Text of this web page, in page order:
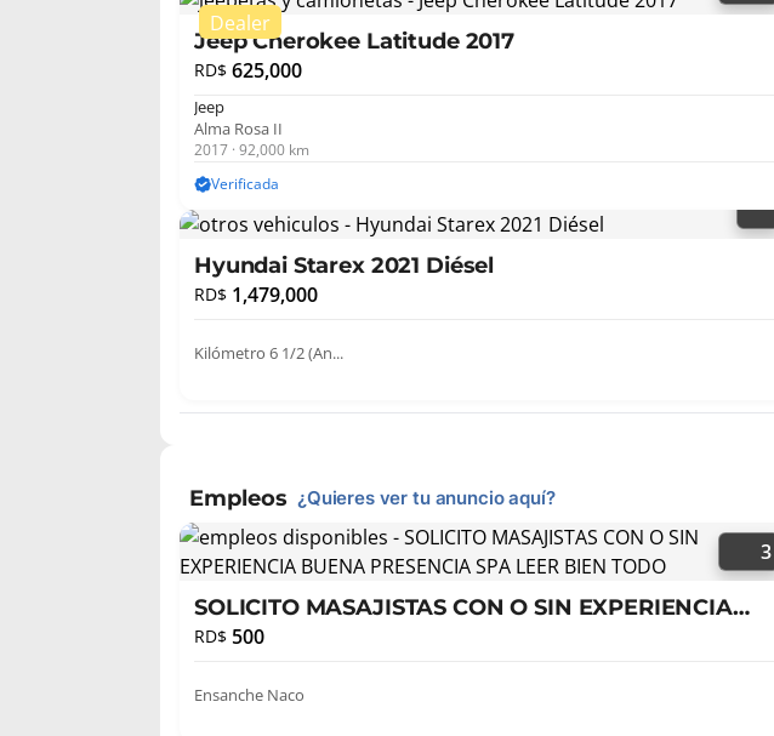
Jeep Cherokee Latitude 2017
RD$ 625,000
Jeep
Alma Rosa II
2017 · 92,000 km
Verificada
Hyundai Starex 2021 Diésel
RD$ 1,479,000
Kilómetro 6 1/2 (An...
Empleos ¿Quieres ver tu anuncio aquí?
3
SOLICITO MASAJISTAS CON O SIN EXPERIENCIA
BUENA P...
RD$ 500
Ensanche Naco